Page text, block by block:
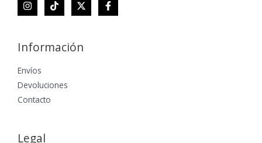
Información
Envíos
Devoluciones
Contacto
Legal